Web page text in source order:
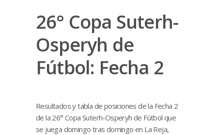
26° Copa Suterh-
Osperyh de
Fútbol: Fecha 2
Resultados y tabla de posiciones de la Fecha 2
de la 26° Copa Suterh-Osperyh de Fútbol que
se juega domingo tras domingo en La Reja,